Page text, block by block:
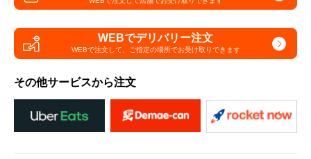
WEBでデリバリー注文
WEBで注文して、 ご指定の場所でお受け取りできます
その他サービスから注文